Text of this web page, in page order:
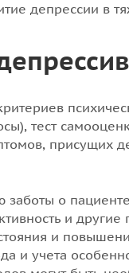
депрессии в
тест
присущих
заботы о
и
и
и учета